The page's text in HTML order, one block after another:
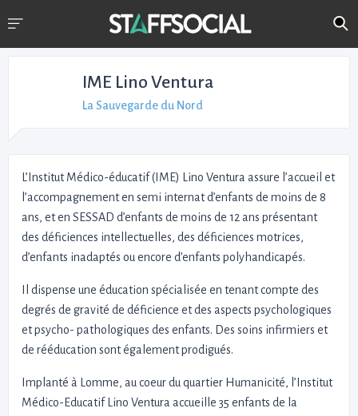
IME Lino Ventura
La Sauvegarde du Nord
L’Institut Médico-éducatif (IME) Lino Ventura assure l’accueil et
l’accompagnement en semi internat d’enfants de moins de 8
ans, et en SESSAD d’enfants de moins de 12 ans présentant
des déficiences intellectuelles, des déficiences motrices,
d’enfants inadaptés ou encore d’enfants polyhandicapés.
Il dispense une éducation spécialisée en tenant compte des
degrés de gravité de déficience et des aspects psychologiques
et psycho- pathologiques des enfants. Des soins infirmiers et
de rééducation sont également prodigués.
Implanté à Lomme, au coeur du quartier Humanicité, l’Institut
Médico-Educatif Lino Ventura accueille 35 enfants de la